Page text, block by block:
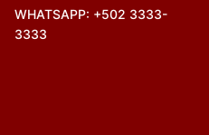
WHATSAPP: +502 3333-
3333